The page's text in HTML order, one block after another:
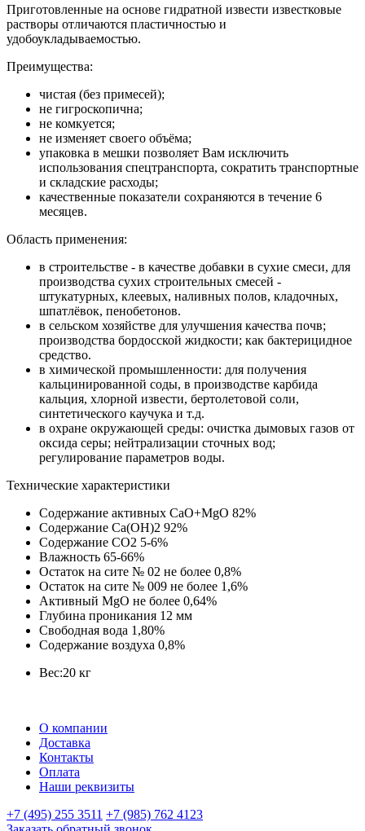
Приготовленные на основе гидратной извести известковые
растворы отличаются пластичностью и
удобоукладываемостью.
Преимущества:
чистая (без примесей);
не гигроскопична;
не комкуется;
не изменяет своего объёма;
упаковка в мешки позволяет Вам исключить
использования спецтранспорта, сократить транспортные
и складские расходы;
качественные показатели сохраняются в течение 6
месяцев.
Область применения:
в строительстве - в качестве добавки в сухие смеси, для
производства сухих строительных смесей -
штукатурных, клеевых, наливных полов, кладочных,
шпатлёвок, пенобетонов.
в сельском хозяйстве для улучшения качества почв;
производства бордосской жидкости; как бактерицидное
средство.
в химической промышленности: для получения
кальцинированной соды, в производстве карбида
кальция, хлорной извести, бертолетовой соли,
синтетического каучука и т.д.
в охране окружающей среды: очистка дымовых газов от
оксида серы; нейтрализации сточных вод;
регулирование параметров воды.
Технические характеристики
Содержание активных CaO+MgO 82%
Содержание Ca(OH)2 92%
Содержание СО2 5-6%
Влажность 65-66%
Остаток на сите № 02 не более 0,8%
Остаток на сите № 009 не более 1,6%
Активный MgO не более 0,64%
Глубина проникания 12 мм
Свободная вода 1,80%
Содержание воздуха 0,8%
Вес:20 кг
О компании
Доставка
Контакты
Оплата
Наши реквизиты
+7 (495) 255 3511 +7 (985) 762 4123